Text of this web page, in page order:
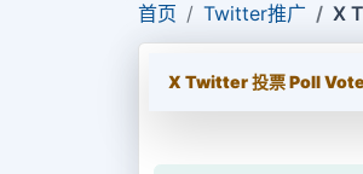
首页 Twitter推广 X
X Twitter 投票 Poll